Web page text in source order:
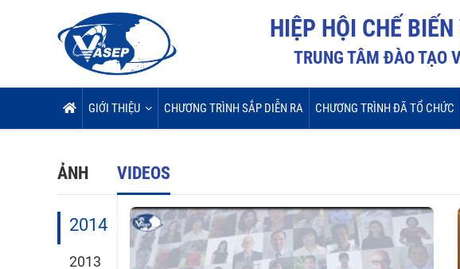
HIỆP HỘI CHẾ
TRUNG TÂM ĐÀO TẠO
GIỚI THIỆU CHƯƠNG TRÌNH SẮP DIỄN RA CHƯƠNG TRÌNH ĐÃ TỔ CHỨC
ẢNH VIDEOS
2014
2013